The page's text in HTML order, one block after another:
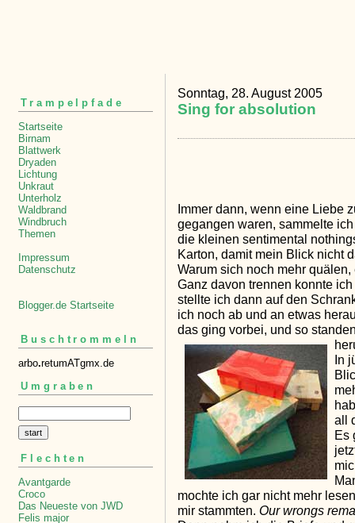
Trampelpfade
Startseite
Birnam
Blattwerk
Dryaden
Lichtung
Unkraut
Unterholz
Waldbrand
Windbruch
Themen
Impressum
Datenschutz
Blogger.de Startseite
Buschtrommeln
arbo.retumATgmx.de
Umgraben
Flechten
Avantgarde
Croco
Das Neueste von JWD
Felis major
Sonntag, 28. August 2005
Sing for absolution
Immer dann, wenn eine Liebe
gegangen waren, sammelte
die kleinen sentimental
Karton, damit mein Blick nicht
Warum sich noch mehr
Ganz davon trennen konnte
stellte ich dann auf den
ich noch ab und an etwas
das ging vorbei, und so
In
all
Es
mochte ich gar nicht mehr
mir stammten. Our wrongs